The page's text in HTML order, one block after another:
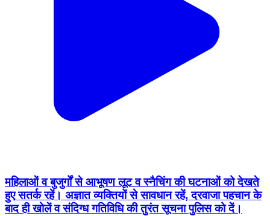
महिलाओं व बुजुर्गों से आभूषण लूट व स्नैचिंग की घटनाओं को देखते
हुए सतर्क रहें। अज्ञात व्यक्तियों से सावधान रहें, दरवाजा पहचान के
बाद ही खोलें व संदिग्ध गतिविधि की तुरंत सूचना पुलिस को दें।